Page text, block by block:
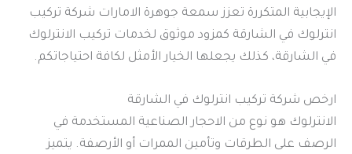
الإيجابية المتكررة تعزز سمعة جوهرة الامارات شركة تركيب
انترلوك في الشارقة كمزود موثوق لخدمات تركيب الانترلوك
في الشارقة، كذلك يجعلها الخيار الأمثل لكافة احتياجاتكم.
ارخص شركة تركيب انترلوك في الشارقة
الانترلوك هو نوع من الاحجار الصناعية المستخدمة في
الرصف على الطرقات وتأمين الممرات أو الأرصفة. يتميز